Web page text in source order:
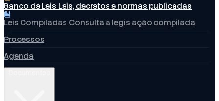
Banco de Leis Leis, decretos e normas publicadas
Leis Compiladas Consulta à legislação compilada
Processos
Agenda